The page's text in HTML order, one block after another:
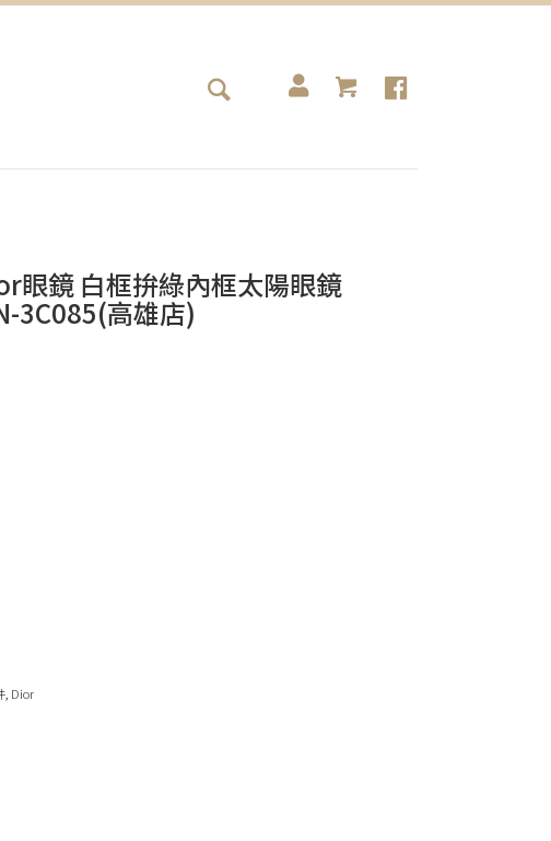
眼鏡 白框拚綠內框太陽眼鏡
3C085(高雄店)
Dior